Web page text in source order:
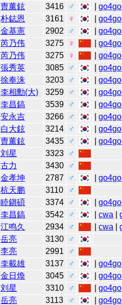
曺薰鉉 3416 ♂ |go4go
朴鋕恩 3161 ♀ |go4go
金基憲 2902 ♂ |go4go
芮乃伟 3275 ♀ |go4go
芮乃伟 3275 ♀ |go4go
張秀英 3085 ♂ |go4go
徐奉洙 3203 ♂ |go4go
李相勳(大) 3259 ♂ |go4go
李昌鎬 3539 ♂ |go4go
安永吉 3266 ♂ |go4go
白大鉉 3214 ♂ |go4go
曺薰鉉 3435 ♂ |go4go
刘星 3323
♂
古力 3430
♂
金孝坤 2787 ♂ |go4go
杭天鹏 3110
♂
睦鎭碩 3374 ♂ |go4go
李昌鎬 3542 ♂ |cwa |
江鸣久 2934 ♂ |cwa |
岳亮 3130
♂
李亮 2991
♂
李載雄 3137 ♂ |go4go
金日煥 3045 ♂ |go4go
刘星 3310 ♂ |go4go
岳亮 3113 ♂ |go4go